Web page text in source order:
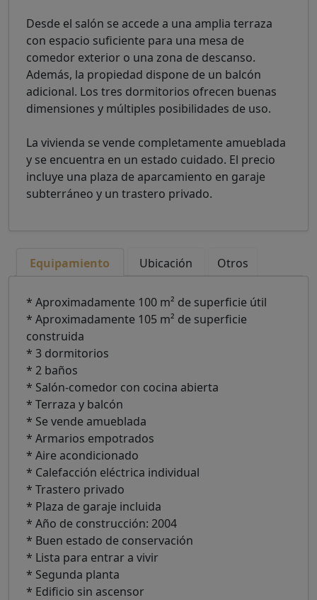
Desde el salón se accede a una amplia terraza
con espacio suficiente para una mesa de
comedor exterior o una zona de descanso.
Además, la propiedad dispone de un balcón
adicional. Los tres dormitorios ofrecen buenas
dimensiones y múltiples posibilidades de uso.
La vivienda se vende completamente amueblada
y se encuentra en un estado cuidado. El precio
incluye una plaza de aparcamiento en garaje
subterráneo y un trastero privado.
Equipamiento Ubicación Otros
* Aproximadamente 100 m² de superficie útil
* Aproximadamente 105 m² de superficie
construida
* 3 dormitorios
* 2 baños
* Salón-comedor con cocina abierta
* Terraza y balcón
* Se vende amueblada
* Armarios empotrados
* Aire acondicionado
* Calefacción eléctrica individual
* Trastero privado
* Plaza de garaje incluida
* Año de construcción: 2004
* Buen estado de conservación
* Lista para entrar a vivir
* Segunda planta
* Edificio sin ascensor